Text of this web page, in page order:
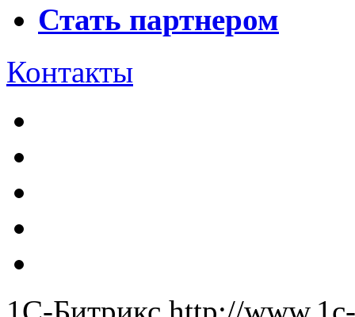
Стать партнером
Контакты